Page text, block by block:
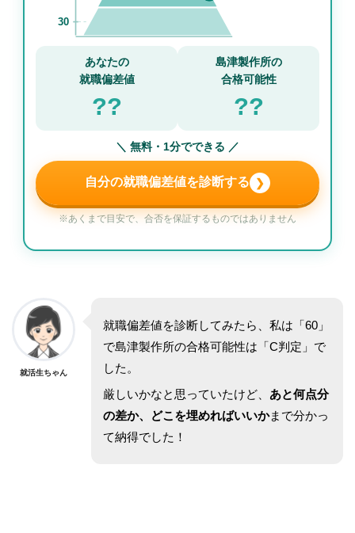
30
あなたの
就職偏差値
??
島津製作所の
合格可能性
??
＼ 無料・1分でできる ／
自分の就職偏差値を診断する ❯
※あくまで目安で、合否を保証するものではありません
就活生ちゃん
就職偏差値を診断してみたら、私は「60」
で島津製作所の合格可能性は「C判定」で
した。
厳しいかなと思っていたけど、 あと何点分
の差か、どこを埋めればいいかまで分かっ
て納得でした！